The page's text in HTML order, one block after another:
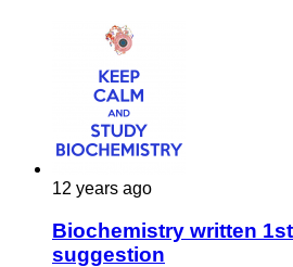
12 years ago
Biochemistry written
suggestion